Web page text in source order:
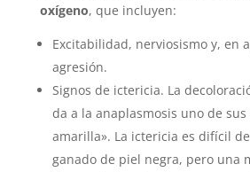
oxígeno, que incluyen:
Excitabilidad, nerviosismo y, en
agresión.
Signos de ictericia. La
da a la anaplasmosis uno de sus
amarilla». La ictericia es difícil
ganado de piel negra, pero una